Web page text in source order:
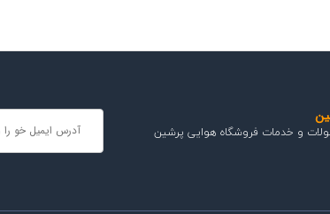
و خدمات فروشگاه هوایی پرشین